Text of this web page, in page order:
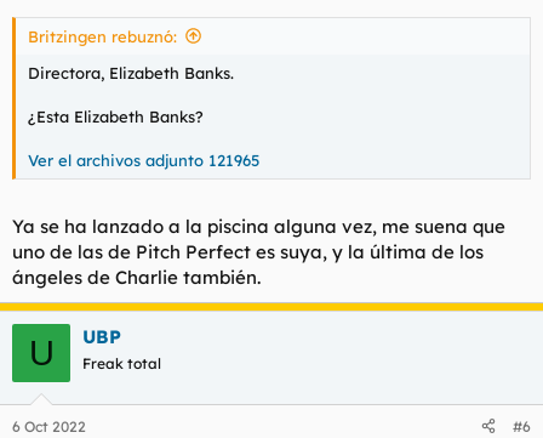
Britzingen rebuznó:
Directora, Elizabeth Banks.
¿Esta Elizabeth Banks?
Ver el archivos adjunto 121965
Ya se ha lanzado a la piscina alguna vez, me suena que
uno de las de Pitch Perfect es suya, y la última de los
ángeles de Charlie también.
U UBP
Freak total
6 Oct 2022 #6